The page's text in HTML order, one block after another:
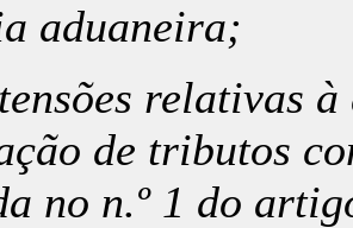
aduaneira;
relativas
de tributos
no n.º 1 do